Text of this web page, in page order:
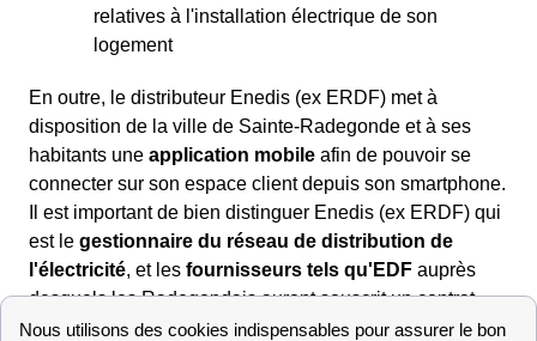
relatives à l'installation électrique de son
logement
En outre, le distributeur Enedis (ex ERDF) met à
disposition de la ville de Sainte-Radegonde et à ses
habitants une application mobile afin de pouvoir se
connecter sur son espace client depuis son smartphone.
Il est important de bien distinguer Enedis (ex ERDF) qui
est le gestionnaire du réseau de distribution de
l'électricité, et les fournisseurs tels qu'EDF auprès
desquels les Radegondais auront souscrit un contrat
d'énergie.